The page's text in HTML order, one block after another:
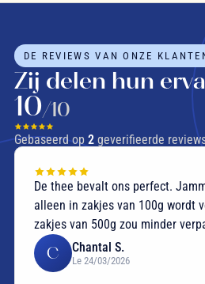
DE REVIEWS VAN ONZE
Zij delen hun
10/10
Gebaseerd op 2geverifieerde
De thee bevalt ons perfect.
alleen in zakjes van 100g wordt
zakjes van 500g zou minder
C Chantal S.
Le 24/03/2026